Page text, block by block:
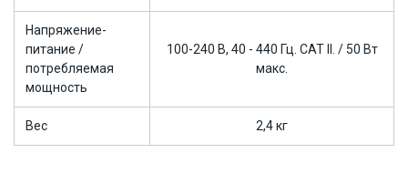
Напряжение-
питание /
потребляемая
мощность
100-240 В, 40 - 440 Гц. САТ II. / 50 Вт
макс.
Вес 2,4 кг